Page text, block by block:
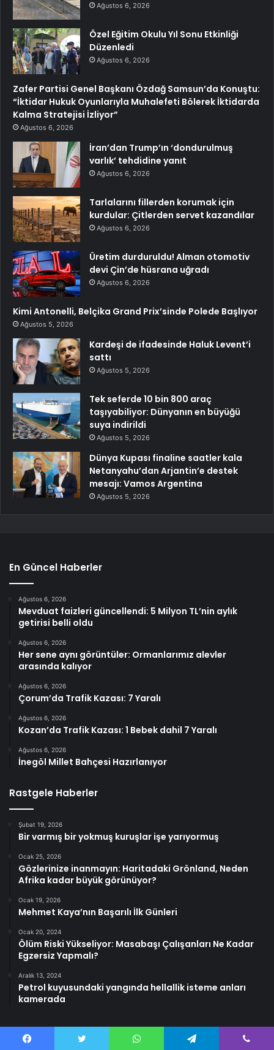
Ağustos 6, 2026
Özel Eğitim Okulu Yıl Sonu Etkinliği
Düzenledi
Ağustos 6, 2026
Zafer Partisi Genel Başkanı Özdağ Samsun’da Konuştu:
“İktidar Hukuk Oyunlarıyla Muhalefeti Bölerek İktidarda
Kalma Stratejisi İzliyor”
Ağustos 6, 2026
İran’dan Trump’ın ‘dondurulmuş
varlık’ tehdidine yanıt
Ağustos 6, 2026
Tarlalarını fillerden korumak için
kurdular: Çitlerden servet kazandılar
Ağustos 6, 2026
Üretim durduruldu! Alman otomotiv
devi Çin’de hüsrana uğradı
Ağustos 6, 2026
Kimi Antonelli, Belçika Grand Prix’sinde Polede Başlıyor
Ağustos 5, 2026
Kardeşi de ifadesinde Haluk Levent’i
sattı
Ağustos 5, 2026
Tek seferde 10 bin 800 araç
taşıyabiliyor: Dünyanın en büyüğü
suya indirildi
Ağustos 5, 2026
Dünya Kupası finaline saatler kala
Netanyahu’dan Arjantin’e destek
mesajı: Vamos Argentina
Ağustos 5, 2026
En Güncel Haberler
Ağustos 6, 2026
Mevduat faizleri güncellendi: 5 Milyon TL’nin aylık
getirisi belli oldu
Ağustos 6, 2026
Her sene aynı görüntüler: Ormanlarımız alevler
arasında kalıyor
Ağustos 6, 2026
Çorum’da Trafik Kazası: 7 Yaralı
Ağustos 6, 2026
Kozan’da Trafik Kazası: 1 Bebek dahil 7 Yaralı
Ağustos 6, 2026
İnegöl Millet Bahçesi Hazırlanıyor
Rastgele Haberler
Şubat 19, 2026
Bir varmış bir yokmuş kuruşlar işe yarıyormuş
Ocak 25, 2026
Gözlerinize inanmayın: Haritadaki Grönland, Neden
Afrika kadar büyük görünüyor?
Ocak 19, 2026
Mehmet Kaya’nın Başarılı İlk Günleri
Ocak 20, 2024
Ölüm Riski Yükseliyor: Masabaşı Çalışanları Ne Kadar
Egzersiz Yapmalı?
Aralık 13, 2024
Petrol kuyusundaki yangında hellallik isteme anları
kamerada